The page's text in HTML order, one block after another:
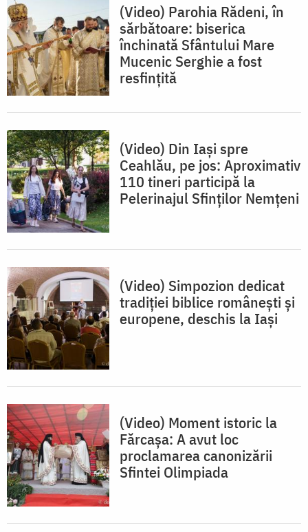
(Video) Parohia Rădeni, în
sărbătoare: biserica
închinată Sfântului Mare
Mucenic Serghie a fost
resfințită
(Video) Din Iași spre
Ceahlău, pe jos: Aproximativ
110 tineri participă la
Pelerinajul Sfinților Nemțeni
(Video) Simpozion dedicat
tradiției biblice românești și
europene, deschis la Iași
(Video) Moment istoric la
Fărcașa: A avut loc
proclamarea canonizării
Sfintei Olimpiada